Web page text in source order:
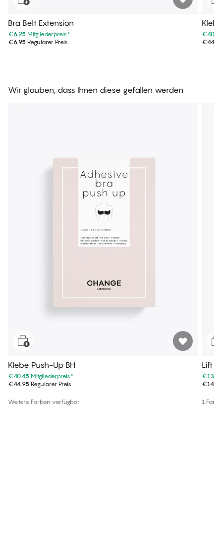
Bra Belt Extension
€6.25 Mitgliederpreis*
€6.95 Regulärer Preis
Wir glauben, dass Ihnen diese gefallen werden
Klebe Push-Up BH
€40.45 Mitgliederpreis*
€44.95 Regulärer Preis
Weitere Farben verfügbar
Lift
€13.45
€14.95
1